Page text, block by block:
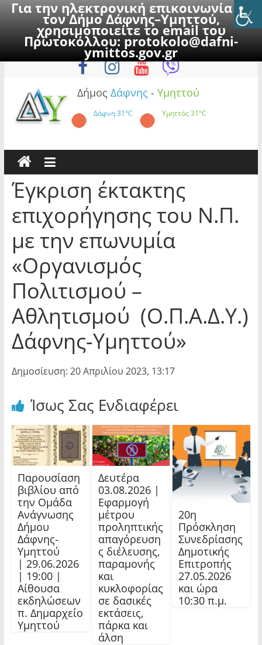
Για την ηλεκτρονική επικοινωνία με
τον Δήμο Δάφνης–Υμηττού,
χρησιμοποιείτε το email του
Πρωτοκόλλου:protokolo@dafni-
ymittos.gov.gr
to
Κυριακή, 9 Αυγούστου 2026
Δήμος Δάφνης - Υμηττού
Δάφνη31°C Υμηττός31°C
Έγκριση έκτακτης
επιχορήγησης του Ν.Π.
με την επωνυμία
«Οργανισμός
Πολιτισμού –
Αθλητισμού (Ο.Π.Α.Δ.Υ.)
Δάφνης-Υμηττού»
Δημοσίευση: 20 Απριλίου 2023, 13:17
Ίσως Σας Ενδιαφέρει
Παρουσίαση
βιβλίου από
την Ομάδα
Ανάγνωσης
Δήμου
Δάφνης-
Υμηττού
| 29.06.2026
| 19:00 |
Αίθουσα
εκδηλώσεων
π. Δημαρχείο
Υμηττού
Δευτέρα
03.08.2026 |
Εφαρμογή
μέτρου
προληπτικής
απαγόρευση
ς διέλευσης,
παραμονής
και
κυκλοφορίας
σε δασικές
εκτάσεις,
πάρκα και
άλση
20η
Πρόσκληση
Συνεδρίασης
Δημοτικής
Επιτροπής
27.05.2026
και ώρα
10:30 π.μ.